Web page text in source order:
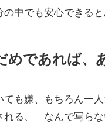
中でも安心できると
めであれば、
ても嫌、もちろん一
る、「なんで写ら